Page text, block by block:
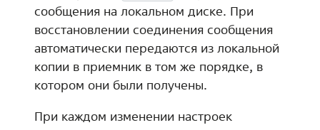
сообщения на локальном диске. При
восстановлении соединения сообщения
автоматически передаются из локальной
копии в приемник в том же порядке, в
котором они были получены.
При каждом изменении настроек